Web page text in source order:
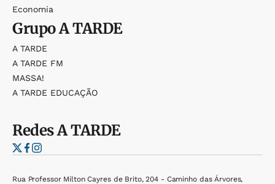
Economia
GrupoA TARDE
A TARDE
A TARDE FM
MASSA!
A TARDE EDUCAÇÃO
RedesA TARDE
Rua Professor Milton Cayres de Brito, 204 - Caminho das Árvores,